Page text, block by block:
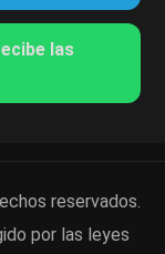
las
reservados.
por las leyes